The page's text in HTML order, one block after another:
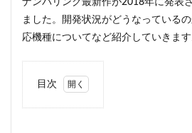
ナンバリング最新作が2018年に発表
ました。開発状況がどうなっている
応機種についてなど紹介していきます
目次